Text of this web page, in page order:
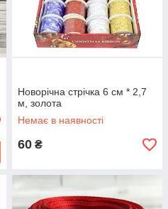
Новорічна стрiчка 6 см * 2,7
м, золота
Немає в наявності
60 ₴